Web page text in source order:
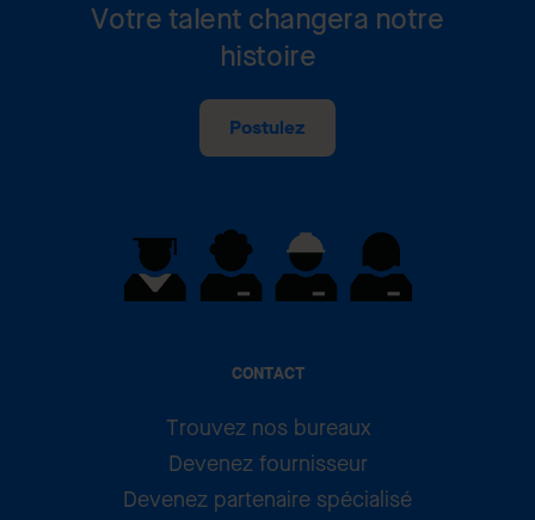
CONTACT
Trouvez nos bureaux
Devenez fournisseur
Devenez partenaire spécialisé
Votre talent changera notre
histoire
Postulez